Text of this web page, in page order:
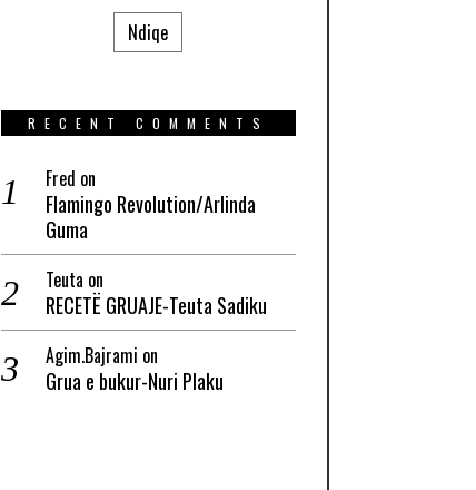
Ndiqe
RECENT COMMENTS
Fred on
Flamingo Revolution/Arlinda
Guma
Teuta on
RECETË GRUAJE-Teuta Sadiku
Agim.Bajrami on
Grua e bukur-Nuri Plaku